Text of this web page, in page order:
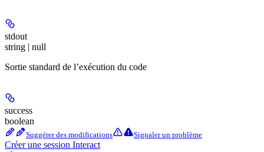
stdout
string | null
Sortie standard de l’exécution du code
success
boolean
Suggérer des modifications Signaler un problème
Créer une session Interact